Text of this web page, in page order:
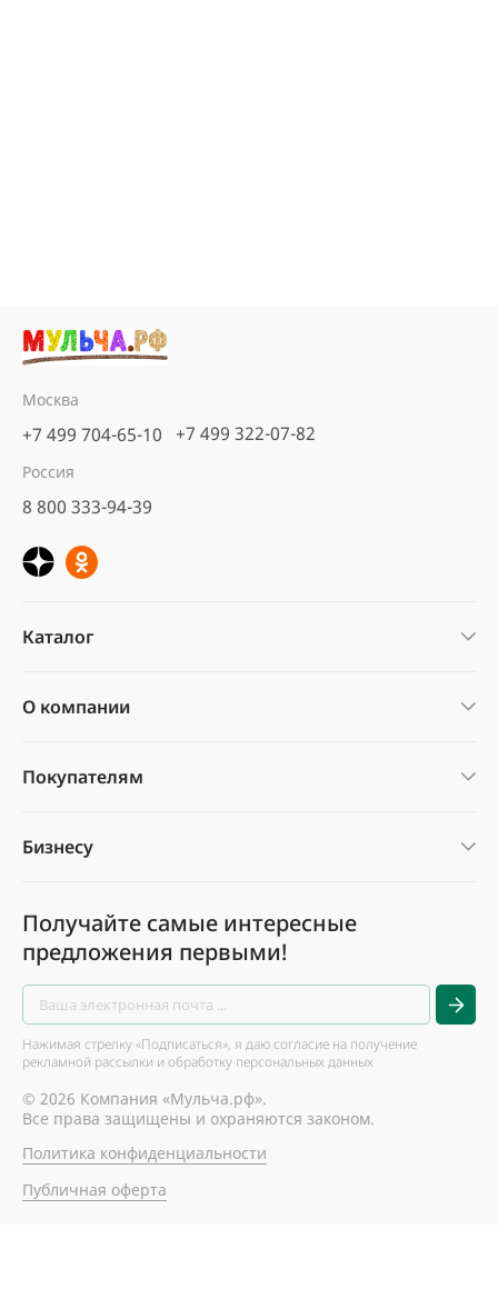
Москва
+7 499 704-65-10 +7 499 322-07-82
Россия
8 800 333-94-39
Каталог
О компании
Покупателям
Бизнесу
Получайте самые интересные
предложения первыми!
Нажимая стрелку «Подписаться», я даю согласие на получение
рекламной рассылки и обработку персональных данных
© 2026 Компания «Мульча.рф».
Все права защищены и охраняются законом.
Политика конфиденциальности
Публичная оферта